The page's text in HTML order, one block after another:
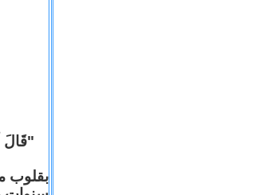
"قَالَ
بقلوب